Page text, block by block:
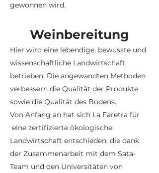
gewonnen wird.
Weinbereitung
Hier wird eine lebendige, bewusste und
wissenschaftliche Landwirtschaft
betrieben. Die angewandten Methoden
verbessern die Qualität der Produkte
sowie die Qualität des Bodens.
Von Anfang an hat sich La Faretra für
eine zertifizierte ökologische
Landwirtschaft entschieden, die dank
der Zusammenarbeit mit dem Sata-
Team und den Universitäten von